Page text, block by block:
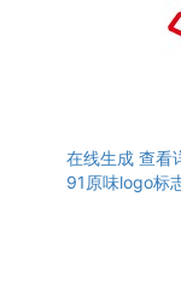
在线生成 查看
91原味logo标